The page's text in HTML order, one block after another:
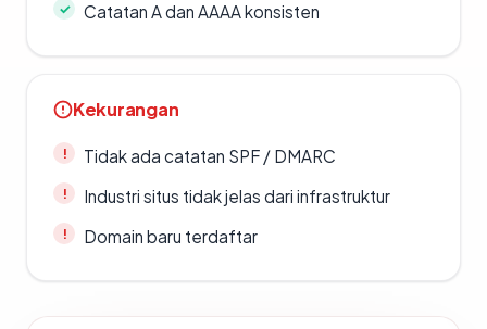
Catatan A dan AAAA konsisten
Kekurangan
Tidak ada catatan SPF / DMARC
Industri situs tidak jelas dari infrastruktur
Domain baru terdaftar